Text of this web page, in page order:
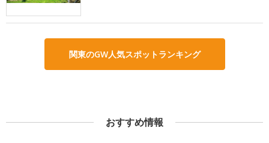
関東のGW人気スポットランキング
おすすめ情報